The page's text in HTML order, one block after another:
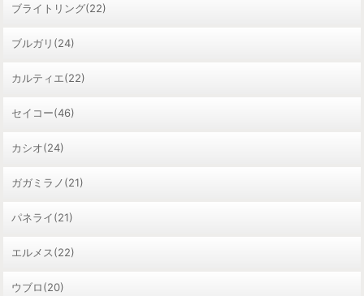
ブライトリング(22)
ブルガリ(24)
カルティエ(22)
セイコー(46)
カシオ(24)
ガガミラノ(21)
パネライ(21)
エルメス(22)
ウブロ(20)